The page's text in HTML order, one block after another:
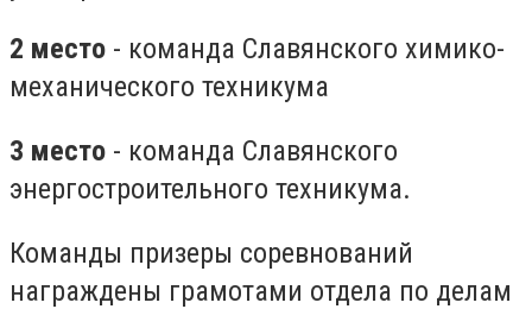
2 место - команда Славянского химико-
механического техникума
3 место - команда Славянского
энергостроительного техникума.
Команды призеры соревнований
награждены грамотами отдела по делам